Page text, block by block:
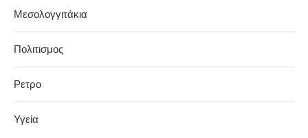
Μεσολογγιτάκια
Πολιτισμος
Ρετρο
Υγεία